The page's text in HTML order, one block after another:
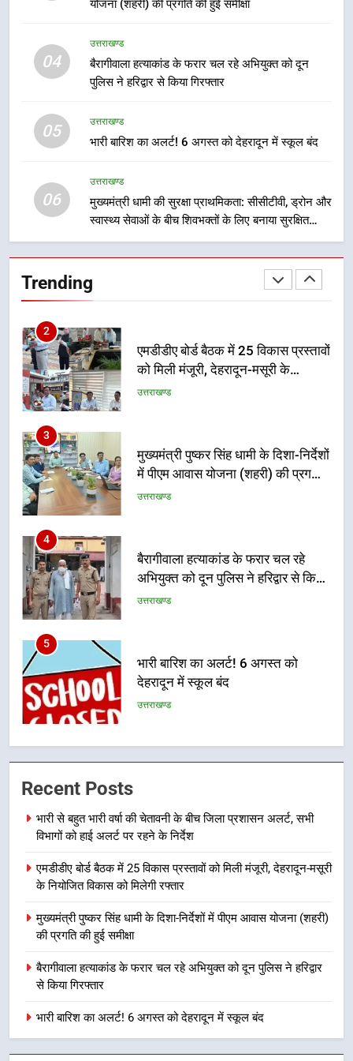
योजना (शहरी) की प्रगति की हुई समीक्षा
04
उत्तराखण्ड
बैरागीवाला हत्याकांड के फरार चल रहे अभियुक्त को दून
पुलिस ने हरिद्वार से किया गिरफ्तार
05
उत्तराखण्ड
भारी बारिश का अलर्ट! 6 अगस्त को देहरादून में स्कूल बंद
06
उत्तराखण्ड
मुख्यमंत्री धामी की सुरक्षा प्राथमिकता: सीसीटीवी, ड्रोन और
स्वास्थ्य सेवाओं के बीच शिवभक्तों के लिए बनाया सुरक्षित
Trending
ब्लैक स्पॉट होंगे सुरक्षित, हर माह होगी
प्रगति समीक्षा
उत्तराखण्ड
1
भारी से बहुत भारी वर्षा की चेतावनी के बीच
उत्तराखण्ड
एमडीडीए बोर्ड बैठक में 25 विकास प्रस्तावों
को मिली मंजूरी, देहरादून-मसूरी के
नियोजित विकास को मिलेगी रफ्तार
3
मुख्यमंत्री पुष्कर सिंह धामी के दिशा-निर्देशों
में पीएम आवास योजना (शहरी) की प्रगति
की हुई समीक्षा
4
बैरागीवाला हत्याकांड के फरार चल रहे
अभियुक्त को दून पुलिस ने हरिद्वार से किया
गिरफ्तार
5
भारी बारिश का अलर्ट! 6 अगस्त को
देहरादून में स्कूल बंद
6
मुख्यमंत्री धामी की सुरक्षा प्राथमिकता:
सीसीटीवी, ड्रोन और स्वास्थ्य सेवाओं के
बीच शिवभक्तों के लिए बनाया सुरक्षित
का शुभारंभ
उत्तराखण्ड
8
सड़क सुरक्षा पर डीएम का सख्त एक्शन,
प्रगति समीक्षा
उत्तराखण्ड
1
अलर्ट पर रहने के निर्देश
Recent Posts
भारी से बहुत भारी वर्षा की चेतावनी के बीच जिला प्रशासन अलर्ट, सभी
विभागों को हाई अलर्ट पर रहने के निर्देश
एमडीडीए बोर्ड बैठक में 25 विकास प्रस्तावों को मिली मंजूरी, देहरादून-मसूरी
के नियोजित विकास को मिलेगी रफ्तार
मुख्यमंत्री पुष्कर सिंह धामी के दिशा-निर्देशों में पीएम आवास योजना (शहरी)
की प्रगति की हुई समीक्षा
बैरागीवाला हत्याकांड के फरार चल रहे अभियुक्त को दून पुलिस ने हरिद्वार
से किया गिरफ्तार
भारी बारिश का अलर्ट! 6 अगस्त को देहरादून में स्कूल बंद